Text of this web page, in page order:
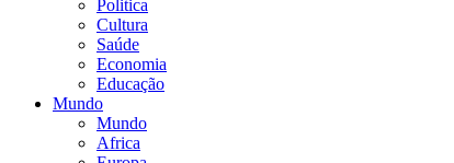
Politica
Cultura
Saúde
Economia
Educação
Mundo
Mundo
Africa